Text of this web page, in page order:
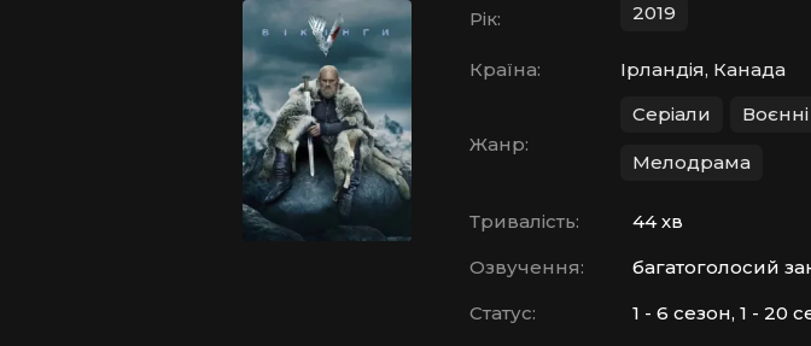
Рік: 2019
Країна: Ірландія, Канада
Жанр:
Серіали Воєнні
Мелодрама
Тривалість:
44 хв
Озвучення:
багатоголосий
Статус:
1 - 6 сезон, 1 - 20